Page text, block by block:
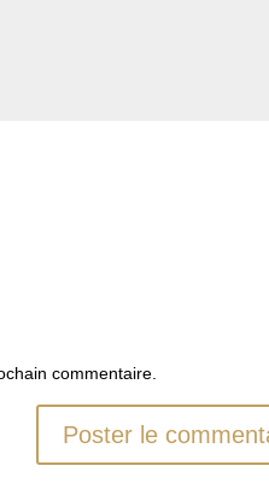
commentaire.